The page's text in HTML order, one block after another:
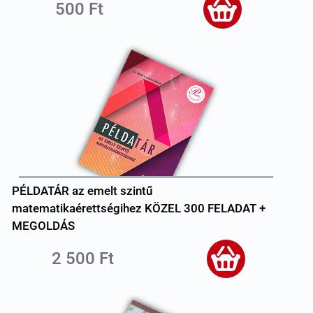
500 Ft
PÉLDATÁR az emelt szintű
matematikaérettségihez KÖZEL 300 FELADAT +
MEGOLDÁS
2 500 Ft